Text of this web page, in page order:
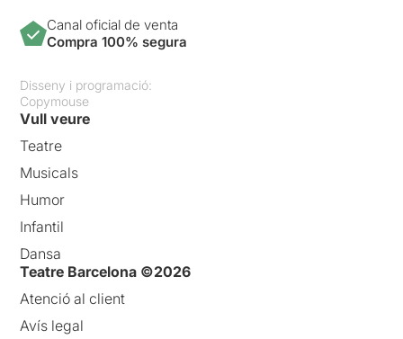
Canal oficial de venta
Compra 100% segura
Disseny i programació:
Copymouse
Vull veure
Teatre
Musicals
Humor
Infantil
Dansa
Teatre Barcelona ©2026
Atenció al client
Avís legal